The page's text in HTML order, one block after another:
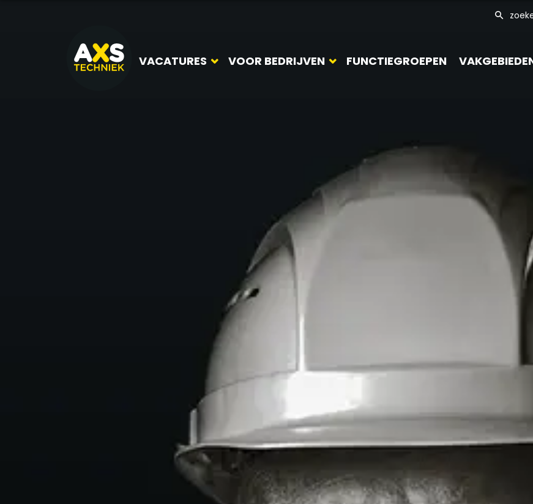
VACATURES VOOR BEDRIJVEN FUNCTIEGROEPEN